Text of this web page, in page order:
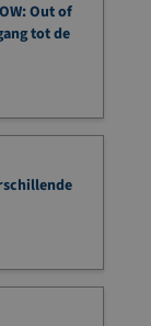
Out of
tot de